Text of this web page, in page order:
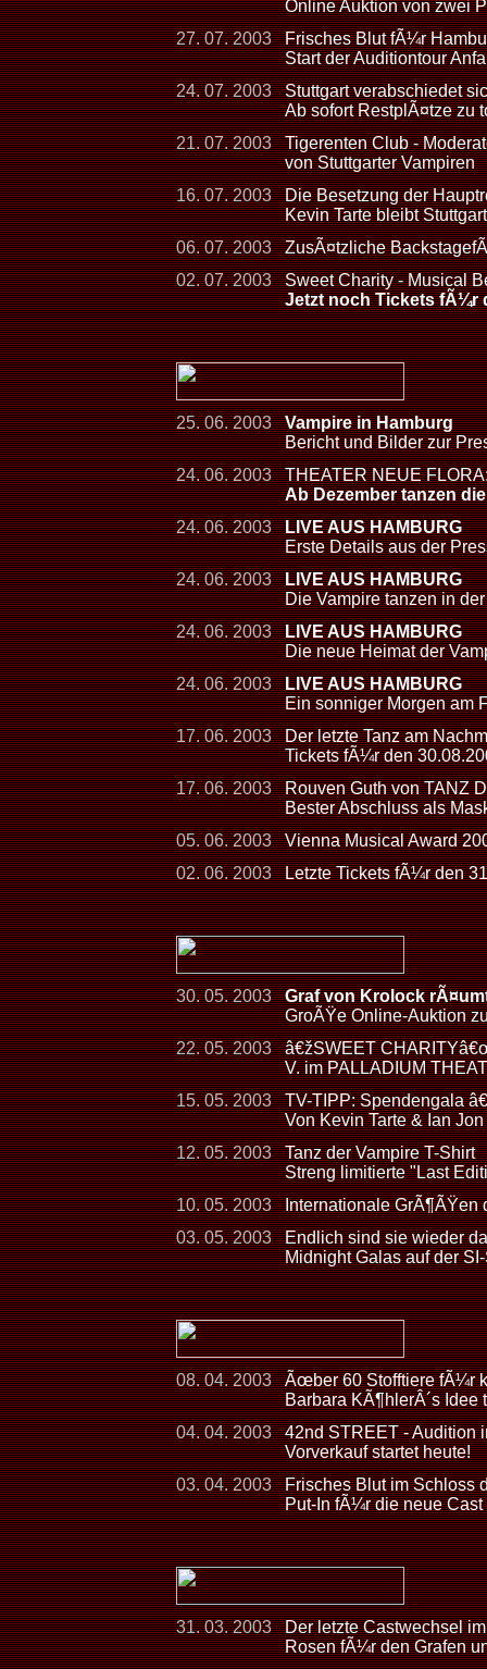
Online Auktion von zwei
27. 07. 2003
Frisches Blut fÃ¼r
Start der Auditiontour
24. 07. 2003
Stuttgart verabschiedet
Ab sofort RestplÃ¤tze zu
21. 07. 2003
Tigerenten Club -
von Stuttgarter Vampiren
16. 07. 2003
Die Besetzung der
Kevin Tarte bleibt
06. 07. 2003
ZusÃ¤tzliche
02. 07. 2003
Sweet Charity - Musical
Jetzt noch Tickets fÃ¼r
25. 06. 2003
Vampire in Hamburg
Bericht und Bilder zur
24. 06. 2003
THEATER NEUE
Ab Dezember tanzen
24. 06. 2003
LIVE AUS HAMBURG
Erste Details aus der
24. 06. 2003
LIVE AUS HAMBURG
Die Vampire tanzen in
24. 06. 2003
LIVE AUS HAMBURG
Die neue Heimat der
24. 06. 2003
LIVE AUS HAMBURG
Ein sonniger Morgen am
17. 06. 2003
Der letzte Tanz am
Tickets fÃ¼r den
17. 06. 2003
Rouven Guth von TANZ
Bester Abschluss als
05. 06. 2003
Vienna Musical Award
02. 06. 2003
Letzte Tickets fÃ¼r den
30. 05. 2003
Graf von Krolock
GroÃŸe Online-Auktion
22. 05. 2003
â€žSWEET
V. im PALLADIUM
15. 05. 2003
TV-TIPP: Spendengala
Von Kevin Tarte & Ian
12. 05. 2003
Tanz der Vampire T-Shirt
Streng limitierte "Last
10. 05. 2003
Internationale GrÃ¶ÃŸen
03. 05. 2003
Endlich sind sie wieder
Midnight Galas auf der
08. 04. 2003
Ãœber 60 Stofftiere fÃ¼r
Barbara KÃ¶hlerÂ´s
04. 04. 2003
42nd STREET - Audition
Vorverkauf startet heute!
03. 04. 2003
Frisches Blut im Schloss
Put-In fÃ¼r die neue Cast
31. 03. 2003
Der letzte Castwechsel
Rosen fÃ¼r den Grafen